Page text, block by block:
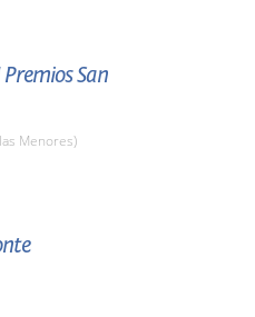
San
Menores)